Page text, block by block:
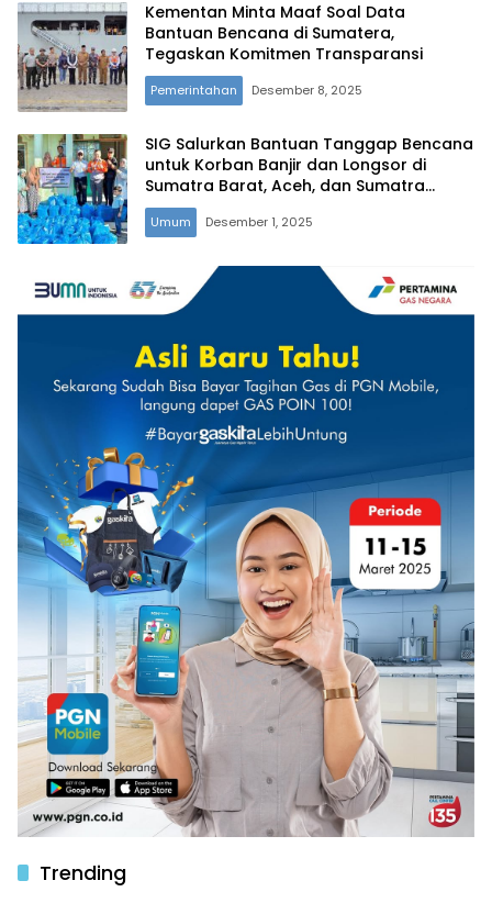
Kementan Minta Maaf Soal Data
Bantuan Bencana di Sumatera,
Tegaskan Komitmen Transparansi
Pemerintahan Desember 8, 2025
SIG Salurkan Bantuan Tanggap Bencana
untuk Korban Banjir dan Longsor di
Sumatra Barat, Aceh, dan Sumatra
Utara
Umum Desember 1, 2025
Trending